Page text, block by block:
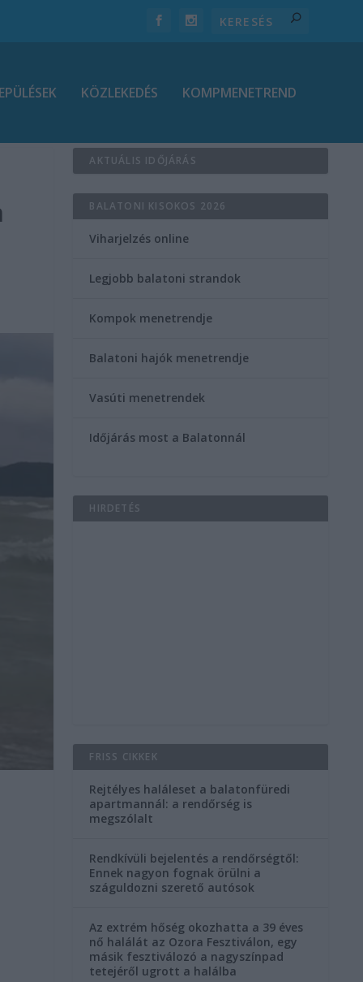
KÖZLEKEDÉS KOMPMENETREND
AKTUÁLIS IDŐJÁRÁS
BALATONI KISOKOS 2026
Viharjelzés online
Legjobb balatoni strandok
Kompok menetrendje
Balatoni hajók menetrendje
Vasúti menetrendek
Időjárás most a Balatonnál
HIRDETÉS
FRISS CIKKEK
Rejtélyes haláleset a balatonfüredi
apartmannál: a rendőrség is
megszólalt
Rendkívüli bejelentés a rendőrségtől:
Ennek nagyon fognak örülni a
száguldozni szerető autósok
Az extrém hőség okozhatta a 39 éves
nő halálát az Ozora Fesztiválon, egy
másik fesztiválozó a nagyszínpad
tetejéről ugrott a halálba